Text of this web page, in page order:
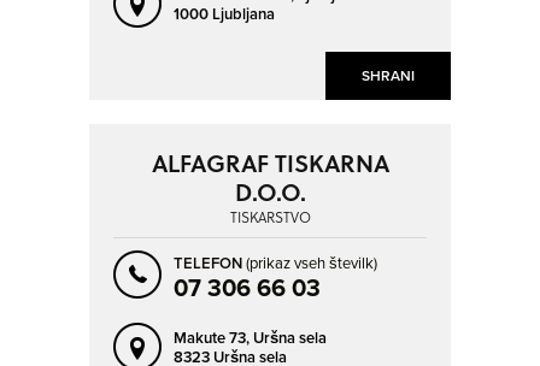
SHRANI
1000 Ljubljana
ALFAGRAF TISKARNA
D.O.O.
TISKARSTVO
TELEFON(prikaz vseh številk)
07 306 66 03
Makute 73, Uršna sela
8323 Uršna sela